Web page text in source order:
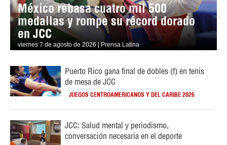
México rebasa cuatro mil 500
medallas y rompe su récord dorado
en JCC
viernes 7 de agosto de 2026 | Prensa Latina
Puerto Rico gana final de dobles (f) en tenis
de mesa de JCC
JUEGOS CENTROAMERICANOS Y DEL CARIBE 2026
JCC: Salud mental y periodismo,
conversación necesaria en el deporte